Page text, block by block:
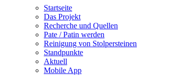
Startseite
Das Projekt
Recherche und Quellen
Pate / Patin werden
Reinigung von Stolpersteinen
Standpunkte
Aktuell
Mobile App